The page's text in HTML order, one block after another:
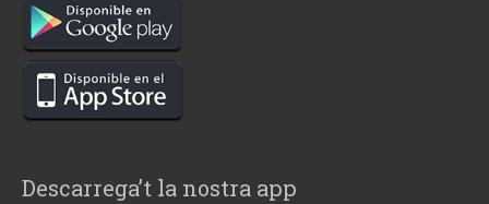
Descarrega’t la nostra app